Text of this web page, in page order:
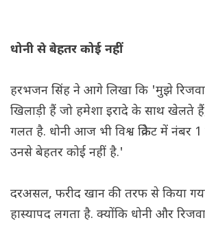
धोनी से बेहतर कोई नहीं
हरभजन सिंह ने आगे लिखा कि 'मुझे
खिलाड़ी हैं जो हमेशा इरादे के साथ खेलते
गलत है. धोनी आज भी विश्व क्रिकेट में नंबर
उनसे बेहतर कोई नहीं है.'
दरअसल, फरीद खान की तरफ से किया
हास्यापद लगता है. क्योंकि धोनी और